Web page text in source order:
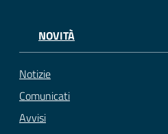
NOVITÀ
Notizie
Comunicati
Avvisi